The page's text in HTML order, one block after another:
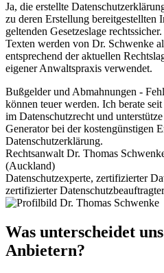
Ja, die erstellte
zu deren Erstellung bereitgestellten
geltenden Gesetzeslage
Texten werden von Dr. Schwenke
entsprechend der aktuellen
eigener Anwaltspraxis verwendet.
Bußgelder und Abmahnungen -
können teuer werden. Ich berate
im Datenschutzrecht und
Generator bei der kostengünstigen
Datenschutzerklärung.
Rechtsanwalt Dr. Thomas
(Auckland)
Datenschutzexperte, zertifizierter
zertifizierter
Was unterscheidet
Anbietern?